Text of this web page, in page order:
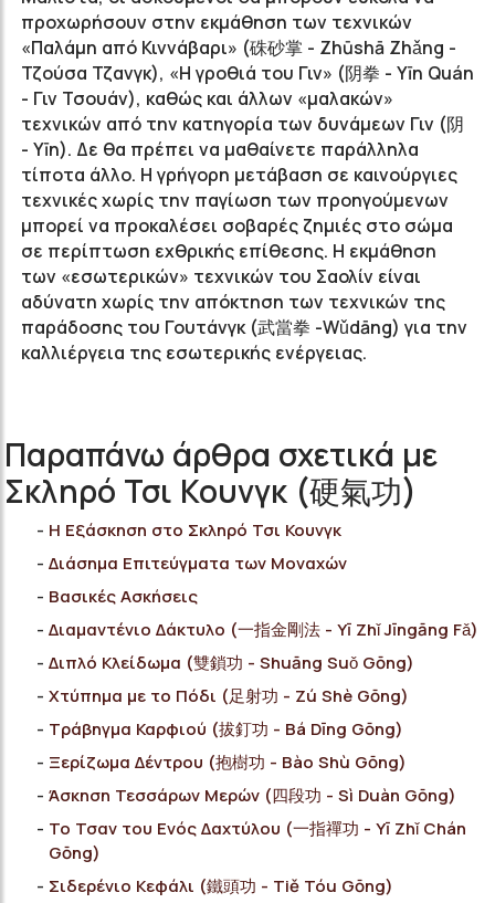
προχωρήσουν στην εκμάθηση των τεχνικών
«Παλάμη από Κιννάβαρι» (硃砂掌 - Zhūshā Zhǎng -
Τζούσα Τζανγκ), «Η γροθιά του Γιν» (阴拳 - Yīn Quán
- Γιν Τσουάν), καθώς και άλλων «μαλακών»
τεχνικών από την κατηγορία των δυνάμεων Γιν (阴
- Yīn). Δε θα πρέπει να μαθαίνετε παράλληλα
τίποτα άλλο. Η γρήγορη μετάβαση σε καινούργιες
τεχνικές χωρίς την παγίωση των προηγούμενων
μπορεί να προκαλέσει σοβαρές ζημιές στο σώμα
σε περίπτωση εχθρικής επίθεσης. Η εκμάθηση
των «εσωτερικών» τεχνικών του Σαολίν είναι
αδύνατη χωρίς την απόκτηση των τεχνικών της
παράδοσης του Γουτάνγκ (武當拳 -Wǔdāng) για την
καλλιέργεια της εσωτερικής ενέργειας.
Παραπάνω άρθρα σχετικά με
Σκληρό Τσι Κουνγκ (硬氣功)
Η Εξάσκηση στο Σκληρό Τσι Κουνγκ
Διάσημα Επιτεύγματα των Μοναχών
Bασικές Ασκήσεις
Διαμαντένιο Δάκτυλο (一指金剛法 - Yī Zhǐ Jīngāng Fǎ)
Διπλό Κλείδωμα (雙鎖功 - Shuāng Suǒ Gōng)
Χτύπημα με το Πόδι (足射功 - Zú Shè Gōng)
Τράβηγμα Καρφιού (拔釘功 - Bá Dīng Gōng)
Ξερίζωμα Δέντρου (抱樹功 - Bào Shù Gōng)
Άσκηση Τεσσάρων Μερών (四段功 - Sì Duàn Gōng)
Το Τσαν του Ενός Δαχτύλου (一指禪功 - Yī Zhǐ Chán
Gōng)
Σιδερένιο Κεφάλι (鐵頭功 - Tiě Tóu Gōng)